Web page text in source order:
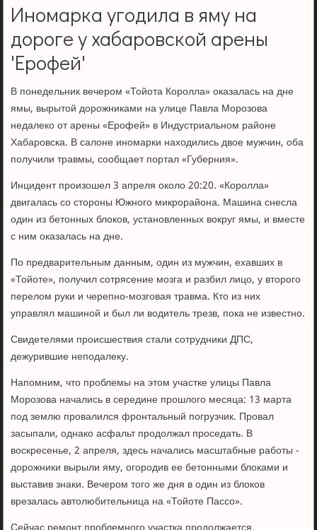
Иномарка угодила в яму на
дороге у хабаровской арены
'Ерофей'
В понедельник вечером «Тойота Королла» оказалась на дне
ямы, вырытой дорожниками на улице Павла Морозова
недалеко от арены «Ерофей» в Индустриальном районе
Хабаровска. В салоне иномарки находились двое мужчин, оба
получили травмы, сообщает портал «Губерния».
Инцидент произошел 3 апреля около 20:20. «Королла»
двигалась со стороны Южного микрорайона. Машина снесла
один из бетонных блоков, установленных вокруг ямы, и вместе
с ним оказалась на дне.
По предварительным данным, один из мужчин, ехавших в
«Тойоте», получил сотрясение мозга и разбил лицо, у второго
перелом руки и черепно-мозговая травма. Кто из них
управлял машиной и был ли водитель трезв, пока не известно.
Свидетелями происшествия стали сотрудники ДПС,
дежурившие неподалеку.
Напомним, что проблемы на этом участке улицы Павла
Морозова начались в середине прошлого месяца: 13 марта
под землю провалился фронтальный погрузчик. Провал
засыпали, однако асфальт продолжал проседать. В
воскресенье, 2 апреля, здесь начались масштабные работы -
дорожники вырыли яму, огородив ее бетонными блоками и
выставив знаки. Вечером того же дня в один из блоков
врезалась автолюбительница на «Тойоте Пассо».